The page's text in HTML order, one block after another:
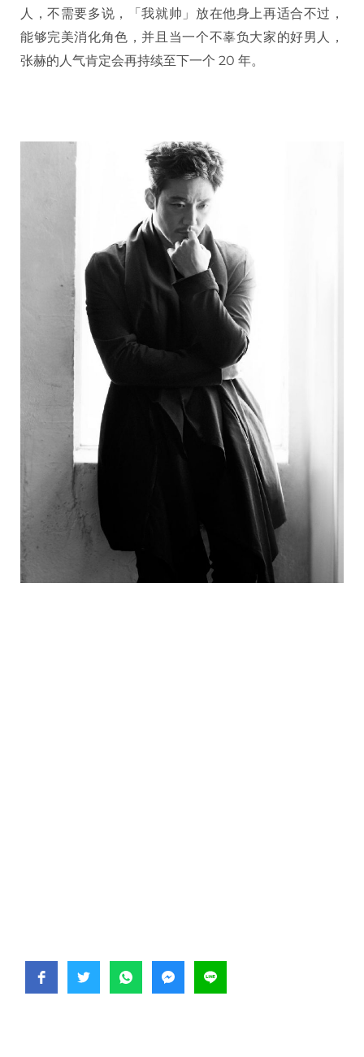
人，不需要多说，「我就帅」放在他身上再适合不过，
能够完美消化角色，并且当一个不辜负大家的好男人，
张赫的人气肯定会再持续至下一个 20 年。